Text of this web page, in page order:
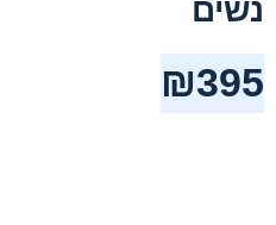
נשים
₪395